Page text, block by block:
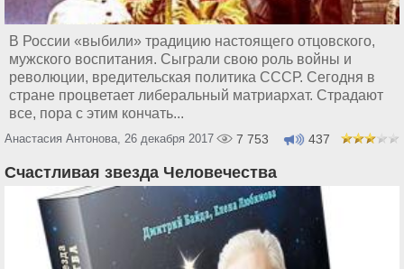
В России «выбили» традицию настоящего отцовского,
мужского воспитания. Сыграли свою роль войны и
революции, вредительская политика СССР. Сегодня в
стране процветает либеральный матриархат. Страдают
все, пора с этим кончать...
Анастасия Антонова, 26 декабря 2017 7 753 437
Счастливая звезда Человечества